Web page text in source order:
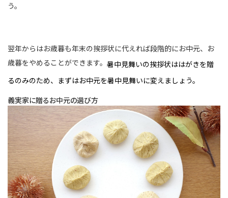
う。
翌年からはお歳暮も年末の挨拶状に代えれば段階的にお中元、お
歳暮をやめることができます。 暑中見舞いの挨拶状ははがきを贈
るのみのため、まずはお中元を暑中見舞いに変えましょう。
義実家に贈るお中元の選び方